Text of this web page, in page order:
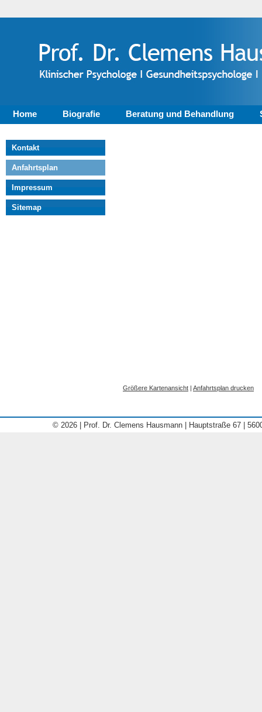
Home Biografie Beratung und Behandlung
Kontakt
Anfahrtsplan
Impressum
Sitemap
Größere Kartenansicht | Anfahrtsplan drucken
© 2026 | Prof. Dr. Clemens Hausmann | Hauptstraße 67 |